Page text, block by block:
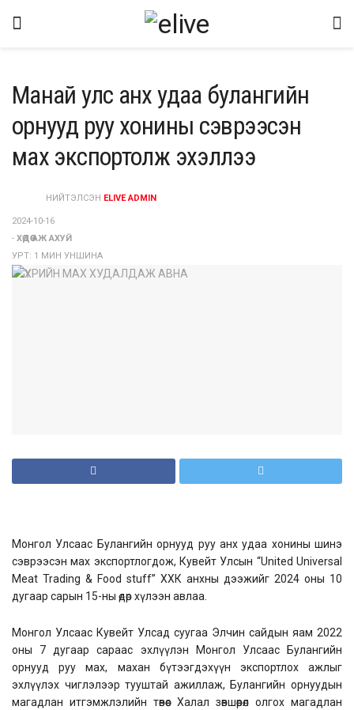
Манай улс анх удаа булангийн
орнууд руу хонины сэврээсэн
мах экспортолж эхэллээ
НИЙТЭЛСЭН ELIVE ADMIN
2024-10-16
- ХӨДӨӨ АЖ АХУЙ
УРТ: 1 МИН УНШИНА
Монгол Улсаас Булангийн орнууд руу анх удаа хонины шинэ
сэврээсэн мах экспортлогдож, Кувейт Улсын “United Universal
Meat Trading & Food stuff” ХХК анхны дээжийг 2024 оны 10
дугаар сарын 15-ны өдөр хүлээн авлаа.
Монгол Улсаас Кувейт Улсад суугаа Элчин сайдын яам 2022
оны 7 дугаар сараас эхлүүлэн Монгол Улсаас Булангийн
орнууд руу мах, махан бүтээгдэхүүн экспортлох ажлыг
эхлүүлэх чиглэлээр тууштай ажиллаж, Булангийн орнуудын
магадлан итгэмжлэлийн төвөөс Халал зөвшөөрөл олгох магадлан